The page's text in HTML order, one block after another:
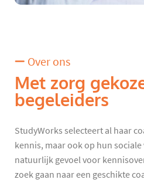
Over ons
Met zorg
begeleiders
StudyWorks selecteert al haar
kennis, maar ook op hun
natuurlijk gevoel voor
zoek gaan naar een geschikte